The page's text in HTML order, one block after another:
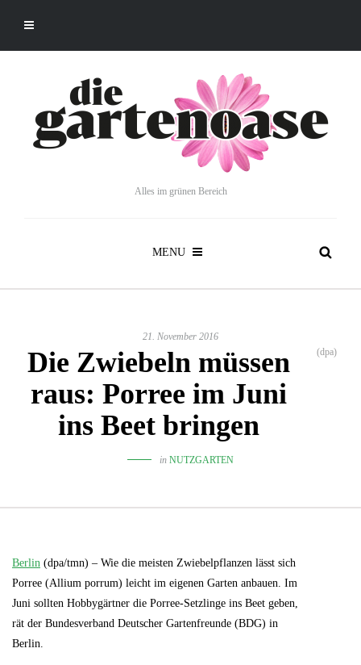
Alles im grünen Bereich
MENU
21. November 2016
Die Zwiebeln müssen
raus: Porree im Juni
ins Beet bringen
(dpa)
in NUTZGARTEN
Berlin (dpa/tmn) – Wie die meisten Zwiebelpflanzen lässt sich
Porree (Allium porrum) leicht im eigenen Garten anbauen. Im
Juni sollten Hobbygärtner die Porree-Setzlinge ins Beet geben,
rät der Bundesverband Deutscher Gartenfreunde (BDG) in
Berlin.